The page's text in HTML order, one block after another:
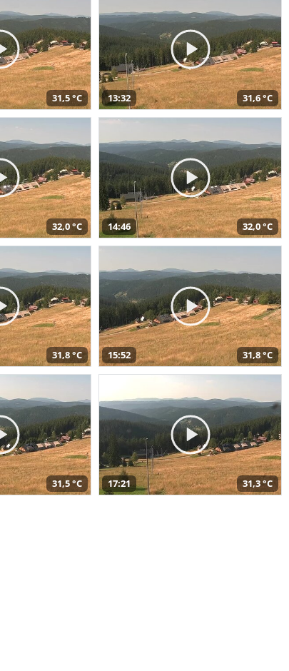
31,5 °C 13:32 31,6 °C
32,0 °C 14:46 32,0 °C
31,8 °C 15:52 31,8 °C
31,5 °C 17:21 31,3 °C